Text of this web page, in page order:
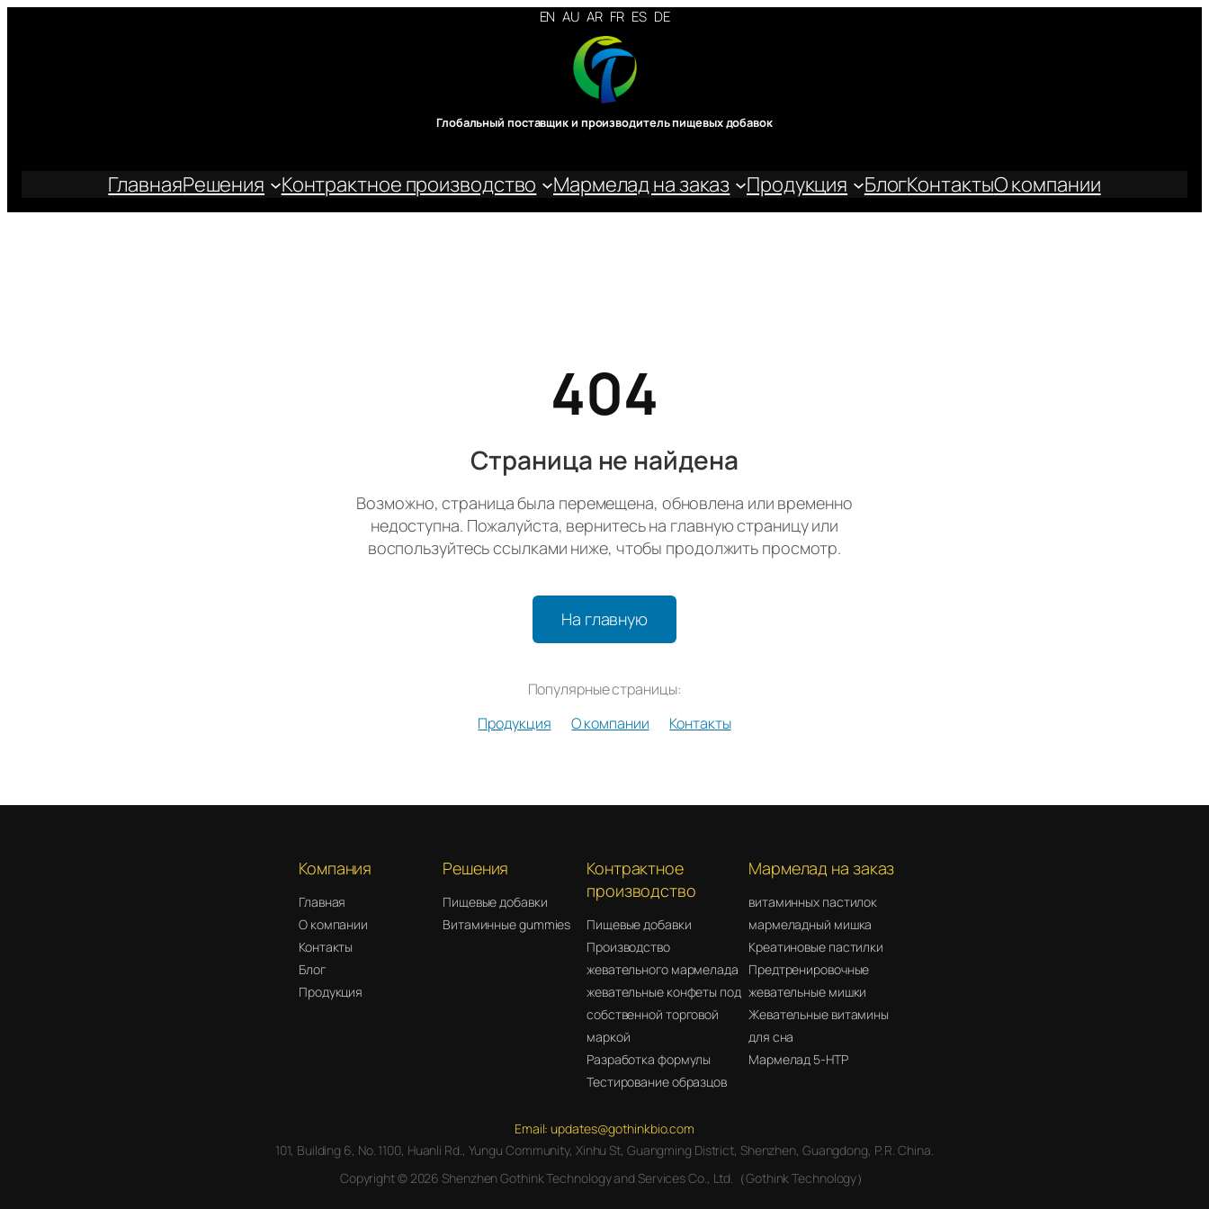
EN AU AR FR ES DE
Глобальный поставщик и производитель пищевых добавок
ГлавнаяРешения Контрактное производство Мармелад на заказ Продукция БлогКонтактыО компании
404
Страница не найдена
Возможно, страница была перемещена, обновлена или временно
недоступна. Пожалуйста, вернитесь на главную страницу или
воспользуйтесь ссылками ниже, чтобы продолжить просмотр.
На главную
Популярные страницы:
Продукция
О компании Контакты
Компания
Главная
О компании
Контакты
Блог
Продукция
Решения
Пищевые добавки
Витаминные gummies
Контрактное
производство
Пищевые добавки
Производство
жевательного мармелада
жевательные конфеты под
собственной торговой
маркой
Разработка формулы
Тестирование образцов
Мармелад на заказ
витаминных пастилок
мармеладный мишка
Креатиновые пастилки
Предтренировочные
жевательные мишки
Жевательные витамины
для сна
Мармелад 5-HTP
Email:updates@gothinkbio.com
101, Building 6, No. 1100, Huanli Rd., Yungu Community, Xinhu St, Guangming District, Shenzhen, Guangdong, P. R. China.
Copyright © 2026 Shenzhen Gothink Technology and Services Co., Ltd.（Gothink Technology）